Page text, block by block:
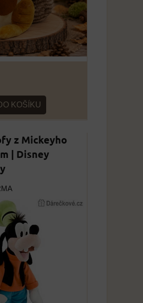
KOŠÍKU
z Mickeyho
| Disney